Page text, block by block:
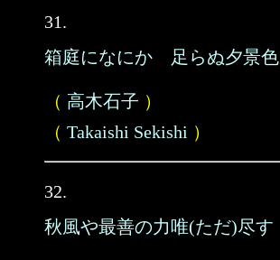
31.
箱庭になにかゞ足らぬ夕景色
（ 高木石子 ）
（ Takaishi Sekishi ）
32.
秋風や最善の力唯(ただ)尽す